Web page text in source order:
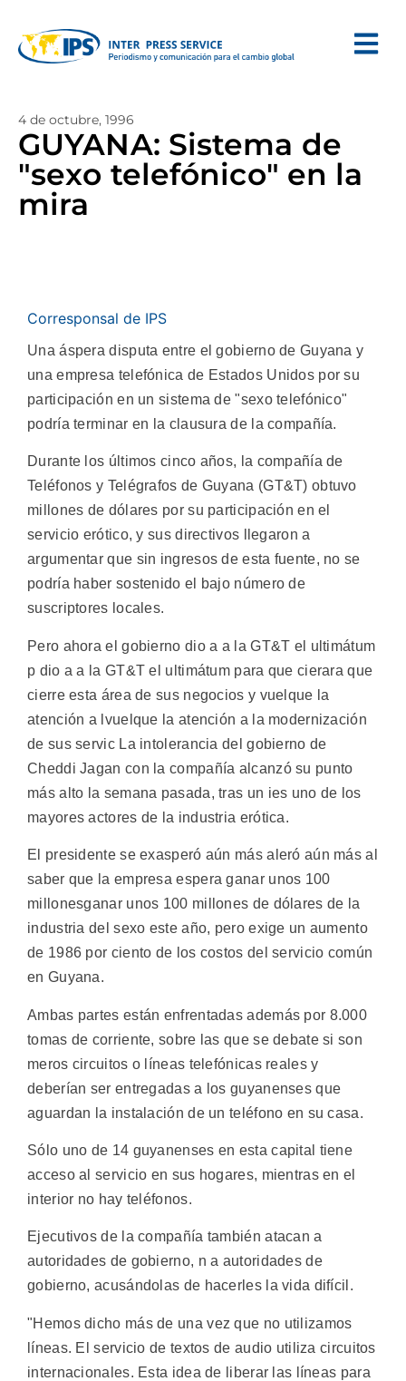
4 de octubre, 1996
GUYANA: Sistema de
"sexo telefónico" en la
mira
Corresponsal de IPS
Una áspera disputa entre el gobierno de Guyana y
una empresa telefónica de Estados Unidos por su
participación en un sistema de "sexo telefónico"
podría terminar en la clausura de la compañía.
Durante los últimos cinco años, la compañía de
Teléfonos y Telégrafos de Guyana (GT&T) obtuvo
millones de dólares por su participación en el
servicio erótico, y sus directivos llegaron a
argumentar que sin ingresos de esta fuente, no se
podría haber sostenido el bajo número de
suscriptores locales.
Pero ahora el gobierno dio a a la GT&T el ultimátum
p dio a a la GT&T el ultimátum para que cierara que
cierre esta área de sus negocios y vuelque la
atención a lvuelque la atención a la modernización
de sus servic La intolerancia del gobierno de
Cheddi Jagan con la compañía alcanzó su punto
más alto la semana pasada, tras un ies uno de los
mayores actores de la industria erótica.
El presidente se exasperó aún más aleró aún más al
saber que la empresa espera ganar unos 100
millonesganar unos 100 millones de dólares de la
industria del sexo este año, pero exige un aumento
de 1986 por ciento de los costos del servicio común
en Guyana.
Ambas partes están enfrentadas además por 8.000
tomas de corriente, sobre las que se debate si son
meros circuitos o líneas telefónicas reales y
deberían ser entregadas a los guyanenses que
aguardan la instalación de un teléfono en su casa.
Sólo uno de 14 guyanenses en esta capital tiene
acceso al servicio en sus hogares, mientras en el
interior no hay teléfonos.
Ejecutivos de la compañía también atacan a
autoridades de gobierno, n a autoridades de
gobierno, acusándolas de hacerles la vida difícil.
"Hemos dicho más de una vez que no utilizamos
líneas. El servicio de textos de audio utiliza circuitos
internacionales. Esta idea de liberar las líneas para